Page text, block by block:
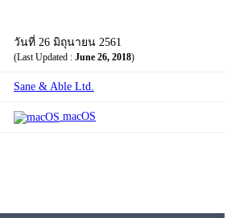
วันที่ 26 มิถุนายน 2561
(Last Updated : June 26, 2018)
Sane & Able Ltd.
macOS